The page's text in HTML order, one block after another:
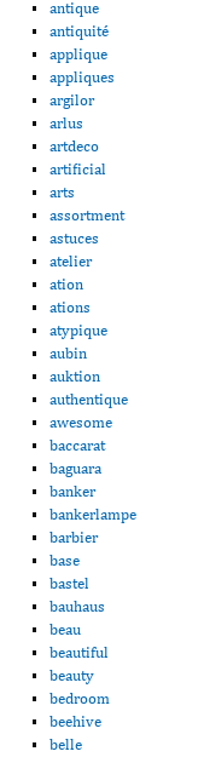
antique
antiquité
applique
appliques
argilor
arlus
artdeco
artificial
arts
assortment
astuces
atelier
ation
ations
atypique
aubin
auktion
authentique
awesome
baccarat
baguara
banker
bankerlampe
barbier
base
bastel
bauhaus
beau
beautiful
beauty
bedroom
beehive
belle